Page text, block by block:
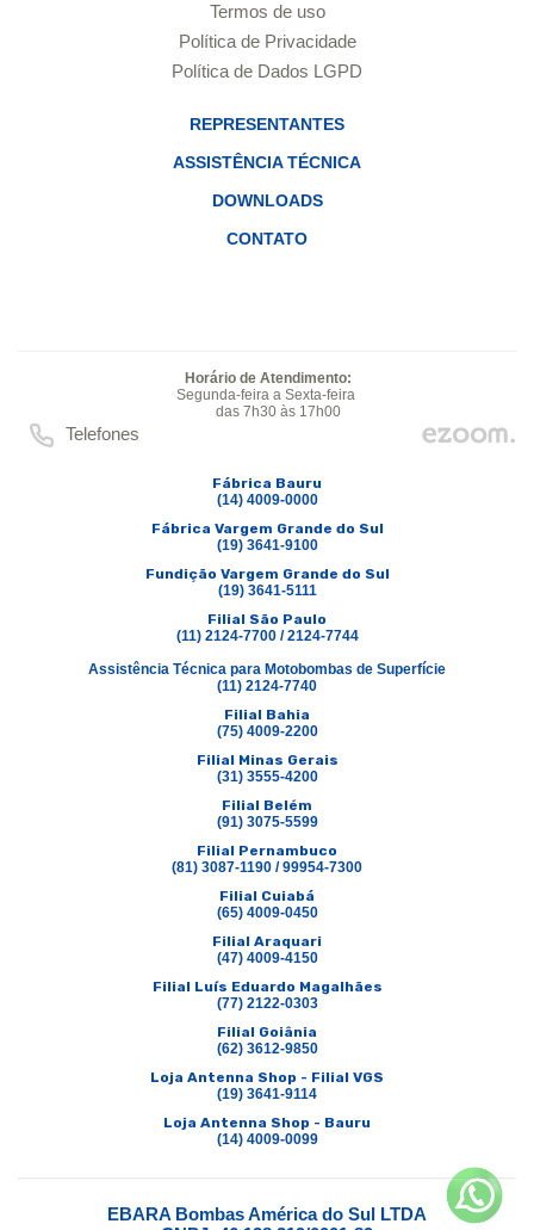
Termos de uso
Política de Privacidade
Política de Dados LGPD
REPRESENTANTES
ASSISTÊNCIA TÉCNICA
DOWNLOADS
CONTATO
Horário de Atendimento:
Segunda-feira a Sexta-feira
das 7h30 às 17h00
Telefones
Fábrica Bauru
(14) 4009-0000
Fábrica Vargem Grande do Sul
(19) 3641-9100
Fundição Vargem Grande do Sul
(19) 3641-5111
Filial São Paulo
(11) 2124-7700 / 2124-7744
Assistência Técnica para Motobombas de Superfície
(11) 2124-7740
Filial Bahia
(75) 4009-2200
Filial Minas Gerais
(31) 3555-4200
Filial Belém
(91) 3075-5599
Filial Pernambuco
(81) 3087-1190 / 99954-7300
Filial Cuiabá
(65) 4009-0450
Filial Araquari
(47) 4009-4150
Filial Luís Eduardo Magalhães
(77) 2122-0303
Filial Goiânia
(62) 3612-9850
Loja Antenna Shop - Filial VGS
(19) 3641-9114
Loja Antenna Shop - Bauru
(14) 4009-0099
EBARA Bombas América do Sul LTDA